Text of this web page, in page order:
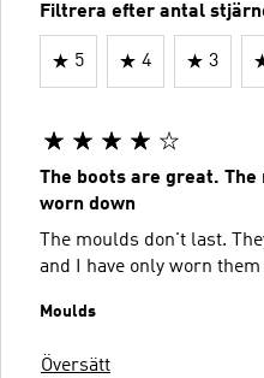
Filtrera efter antal
5 4 3
The boots are great. The
worn down
The moulds don't last.
and I have only worn them
Moulds
Översätt